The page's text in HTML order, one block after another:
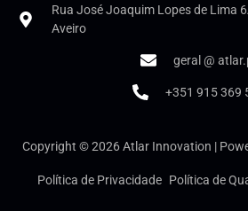
Rua José Joaquim Lopes de Lima
Aveiro
geral @
+351 915 369
Copyright © 2026 Atlar Innovation |
Política de Privacidade Política de